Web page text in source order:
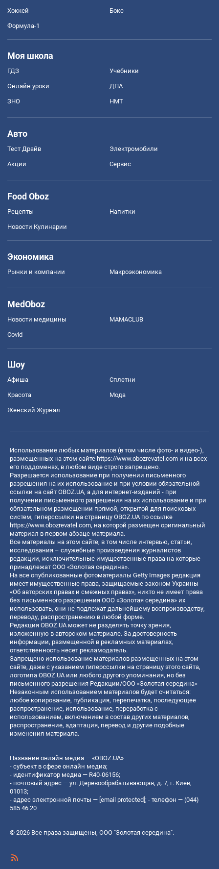
Хоккей Бокс
Формула-1
Моя школа
ГДЗ Учебники
Онлайн уроки ДПА
ЗНО НМТ
Авто
Тест Драйв Электромобили
Акции Сервис
Food Oboz
Рецепты Напитки
Новости Кулинарии
Экономика
Рынки и компании Mакроэкономика
MedOboz
Новости медицины MAMACLUB
Covid
Шоу
Афиша Сплетни
Красота Мода
Женский Журнал
Использование любых материалов (в том числе фото- и видео-),
размещенных на этом сайте https://www.obozrevatel.com и на всех
его поддоменах, в любом виде строго запрещено.
Разрешается использование при получении письменного
разрешения на их использование и при условии обязательной
ссылки на сайт OBOZ.UA, а для интернет-изданий - при
получении письменного разрешения на их использование и при
обязательном размещении прямой, открытой для поисковых
систем, гиперссылки на страницу OBOZ.UA по ссылке
https://www.obozrevatel.com, на которой размещен оригинальный
материал в первом абзаце материала.
Все материалы на этом сайте, в том числе интервью, статьи,
исследования – служебные произведения журналистов
редакции, исключительные имущественные права на которые
принадлежат ООО «Золотая середина».
На все опубликованные фотоматериалы Getty Images редакция
имеет имущественные права, защищаемые законом Украины
«Об авторских правах и смежных правах», никто не имеет права
без письменного разрешения ООО «Золотая середина» их
использовать, они не подлежат дальнейшему воспроизводству,
переводу, распространению в любой форме.
Редакция OBOZ.UA может не разделять точку зрения,
изложенную в авторском материале. За достоверность
информации, размещенной в рекламных материалах,
ответственность несет рекламодатель.
Запрещено использование материалов размещенных на этом
сайте, даже с указанием гиперссылки на страницу этого сайта,
логотипа OBOZ.UA или любого другого упоминания, но без
письменного разрешения Редакции/ООО «Золотая середина»
Незаконным использованием материалов будет считаться:
любое копирование, публикация, перепечатка, последующее
распространение, использование, переработка с
использованием, включением в состав других материалов,
распространение, адаптация, перевод и другие подобные
изменения материала.
Название онлайн медиа — «OBOZ.UA»
- субъект в сфере онлайн медиа;
- идентификатор медиа — R40-06156;
- почтовый адрес — ул. Деревообрабатывающая, д. 7, г. Киев,
01013;
- адрес электронной почты — [email protected] ; - телефон — (044)
585 46 20
© 2026 Все права защищены, ООО "Золотая середина".